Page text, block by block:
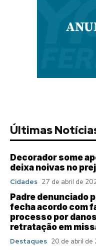
Últimas
Decorador some
deixa noivas no
Cidades 27 de abril de
Padre denunciado
fecha acordo com
processo por
retratação em
Destaques 20 de abril de